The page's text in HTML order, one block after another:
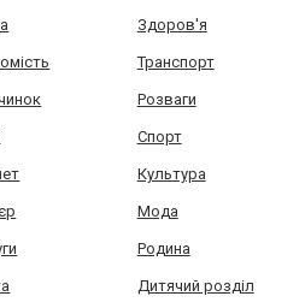
Здоров'я
Транспорт
Розваги
Спорт
Культура
Мода
Родина
Дитячий розділ